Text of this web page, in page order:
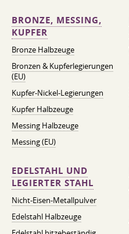
BRONZE, MESSING,
KUPFER
Bronze Halbzeuge
Bronzen & Kupferlegierungen
(EU)
Kupfer-Nickel-Legierungen
Kupfer Halbzeuge
Messing Halbzeuge
Messing (EU)
EDELSTAHL UND
LEGIERTER STAHL
Nicht-Eisen-Metallpulver
Edelstahl Halbzeuge